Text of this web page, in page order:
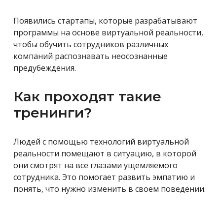
Появились стартапы, которые разрабатывают
программы на основе виртуальной реальности,
чтобы обучить сотрудников различных
компаний распознавать неосознанные
предубеждения.
Как проходят такие
тренинги?
Людей с помощью технологий виртуальной
реальности помещают в ситуацию, в которой
они смотрят на все глазами ущемляемого
сотрудника. Это помогает развить эмпатию и
понять, что нужно изменить в своем поведении.